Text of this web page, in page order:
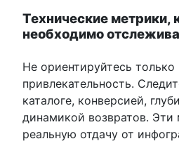
Технические метрики,
необходимо
Не ориентируйтесь
привлекательность.
каталоге, конверсией,
динамикой возвратов.
реальную отдачу от